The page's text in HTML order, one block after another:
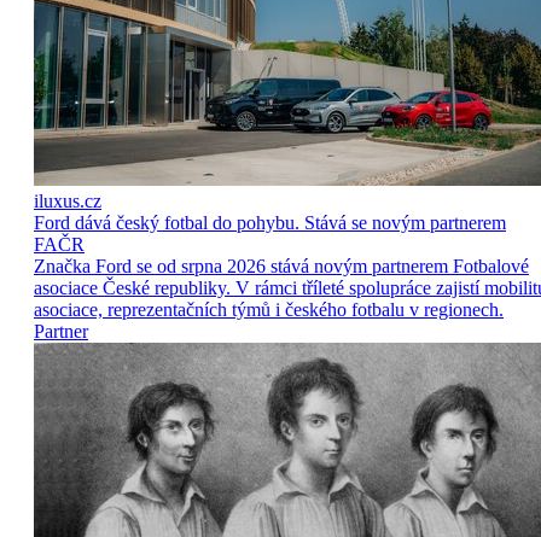
iluxus.cz
Ford dává český fotbal do pohybu. Stává se novým partnerem
FAČR
Značka Ford se od srpna 2026 stává novým partnerem Fotbalové
asociace České republiky. V rámci tříleté spolupráce zajistí
asociace, reprezentačních týmů i českého fotbalu v regionech.
Partner